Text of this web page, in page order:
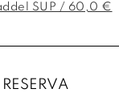
SUP / 60,0 €